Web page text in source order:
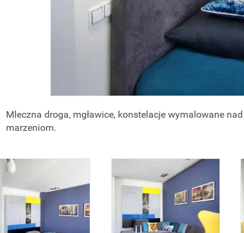
Mleczna droga, mgławice, konstelacje wymalowane
marzeniom.